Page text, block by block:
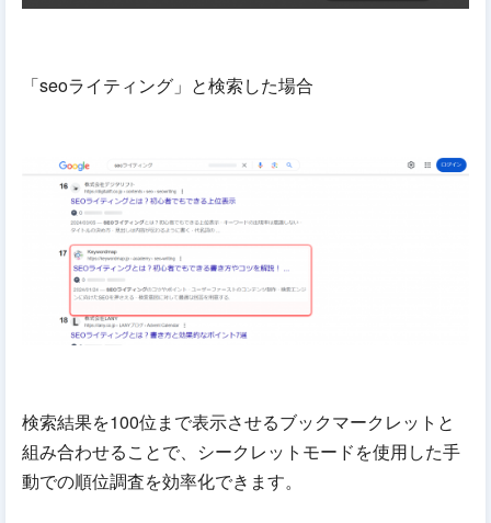
「seoライティング」と検索した場合
検索結果を100位まで表示させるブックマークレットと
組み合わせることで、シークレットモードを使用した手
動での順位調査を効率化できます。